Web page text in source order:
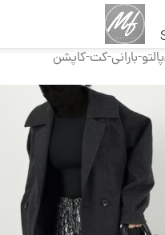
پالتو-بارانی-کت-کاپشن